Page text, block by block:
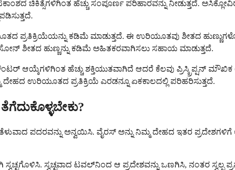
ಹೆಚ್ಚು ಸಂಪೂರ್ಣ ಪರಿಹಾರವನ್ನು ನೀಡುತ್ತದೆ. ಅಸಿಕ್ಲೋವಿರ್
ಕಡಿಮೆ ಮಾಡುತ್ತದೆ. ಈ ಉರಿಯೂತವು ಶೀತದ
ಶೀತದ ಹುಣ್ಣನ್ನು ಕಡಿಮೆ ಅಹಿತಕರವಾಗಿಸಲು ಸಹಾಯ ಮಾಡುತ್ತದೆ.
ಆಯ್ಕೆಗಳಿಗಿಂತ ಹೆಚ್ಚು ಶಕ್ತಿಯುತವಾಗಿದೆ ಆದರೆ ಕೆಲವು ಪ್ರಿಸ್ಕ್ರಿಪ್ಷನ್
ಉರಿಯೂತದ ಪ್ರತಿಕ್ರಿಯೆ ಎರಡನ್ನೂ ಏಕಕಾಲದಲ್ಲಿ ಪರಿಹರಿಸುತ್ತದೆ.
ಪದರವನ್ನು ಅನ್ವಯಿಸಿ. ವೈರಸ್ ಅನ್ನು ನಿಮ್ಮ ದೇಹದ ಇತರ
ಸ್ವಚ್ಛವಾದ ಟವಲ್‌ನಿಂದ ಆ ಪ್ರದೇಶವನ್ನು ಒಣಗಿಸಿ, ನಂತರ ಸ್ವಲ್ಪ